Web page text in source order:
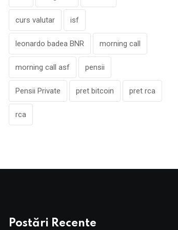
curs valutar isf
leonardo badea BNR morning call
morning call asf pensii
Pensii Private pret bitcoin pret rca
rca
Postări Recente